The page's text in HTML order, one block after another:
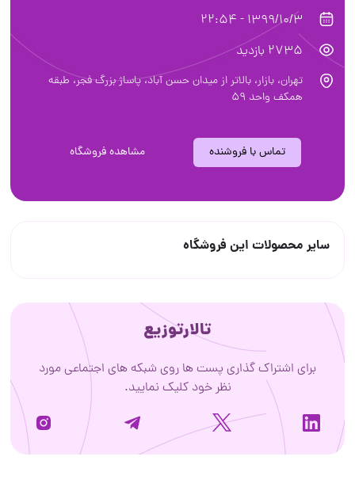
1399/10/3 - 22:54
2735 بازدید
تهران، بازار، بالاتر از میدان حسن آباد، پاساژ بزرگ فجر، طبقه
همکف واحد ۵٩
تماس با فروشنده مشاهده فروشگاه
سایر محصولات این فروشگاه
تالارتوزیع
برای اشتراک گذاری پست ها روی شبکه های اجتماعی مورد
نظر خود کلیک نمایید.